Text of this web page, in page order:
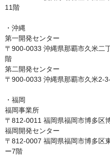
11階
・沖縄
第一開発センター
〒900-0033 沖縄県那覇市久米二
階
第二開発センター
〒900-0033 沖縄県那覇市久米2-
・福岡
福岡事業所
〒812-0011 福岡県福岡市博多区
福岡開発センター
〒812-0007 福岡県福岡市博多区
ー7階